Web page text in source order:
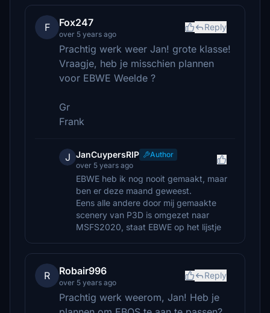
F Fox247
over 5 years ago
Reply
Prachtig werk weer Jan! grote klasse!
Vraagje, heb je misschien plannen
voor EBWE Weelde ?
Gr
Frank
J JanCuypersRIP
Author
over 5 years ago
EBWE heb ik nog nooit gemaakt, maar
ben er deze maand geweest.
Eens alle andere door mij gemaakte
scenery van P3D is omgezet naar
MSFS2020, staat EBWE op het lijstje
R Robair996
over 5 years ago
Reply
Prachtig werk weerom, Jan! Heb je